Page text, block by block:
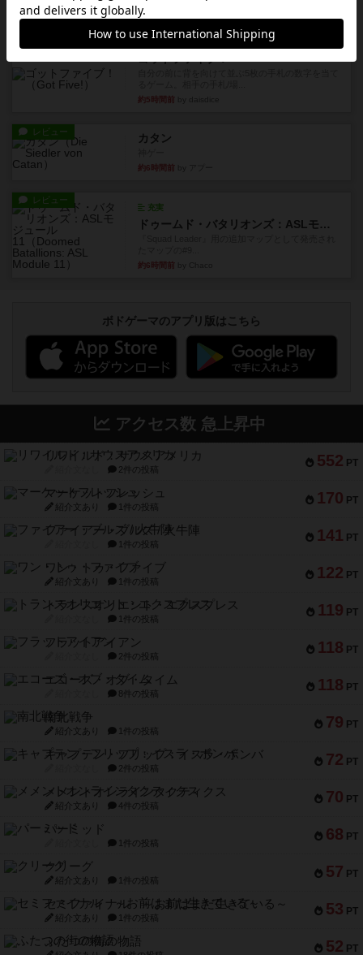
約4時間前by おっちょこちょい
レビュー
約5時間前
レビュー カタン
約6時間前
レビュー
充実
ドゥームド・バタリオンズ：ASLモジュール11
約6時間前
ボドゲーマのアプリ版はこちら
アクセス数 急上昇中
552 PT
リワイルド：サウスアメリカ
2件の投稿
170 PT
マーケットフレッシュ
紹介文あり 1件の投稿
141 PT
ファイアー・ブルズ / 火牛陣
1件の投稿
122 PT
ワン・トゥ・ファイブ
紹介文あり 1件の投稿
119 PT
トランスオリエント・エクスプレス
1件の投稿
118 PT
フラットアイアン
2件の投稿
118 PT
エコーズ・オブ・タイム
8件の投稿
79 PT
南北戦争
紹介文あり 1件の投稿
72 PT
キャプテン・フリップ：イスラ・ボンバ
2件の投稿
70 PT
メメントオンラインタクティクス
紹介文あり 4件の投稿
68 PT
パーミッド
1件の投稿
57 PT
クリーグ
紹介文あり 1件の投稿
53 PT
セミファイナル ～お前はまだ生きている～
紹介文あり 1件の投稿
52 PT
ふたつの街の物語